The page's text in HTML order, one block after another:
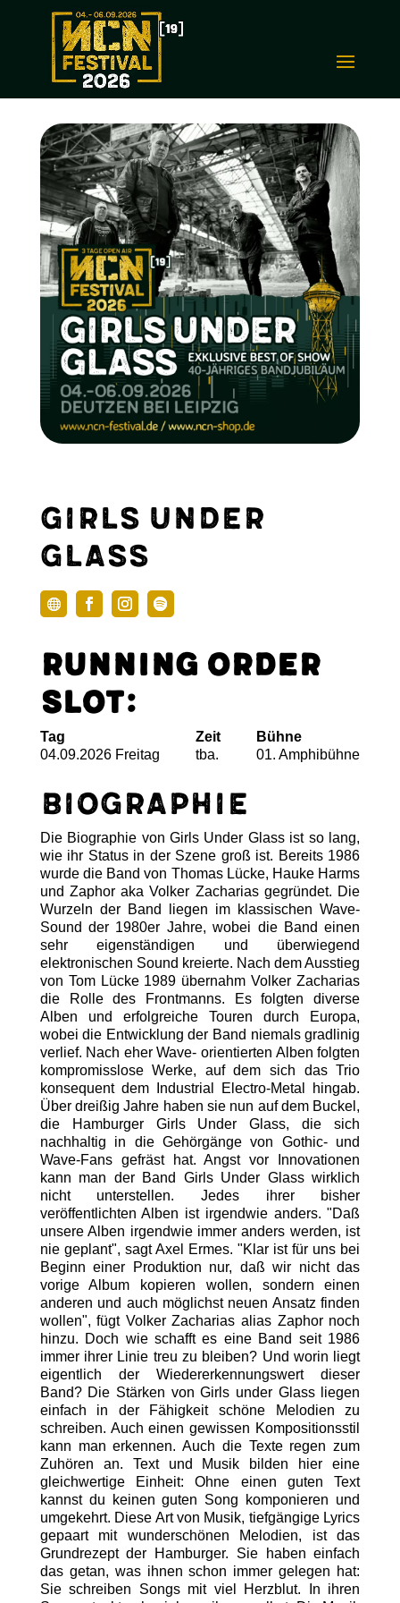
Girls under
Glass
Running Order
Slot:
Tag
04.09.2026 Freitag
Zeit
tba.
Bühne
01. Amphibühne
Biographie
Die Biographie von Girls Under Glass ist so lang,
wie ihr Status in der Szene groß ist. Bereits 1986
wurde die Band von Thomas Lücke, Hauke Harms
und Zaphor aka Volker Zacharias gegründet. Die
Wurzeln der Band liegen im klassischen Wave-
Sound der 1980er Jahre, wobei die Band einen
sehr eigenständigen und überwiegend
elektronischen Sound kreierte. Nach dem Ausstieg
von Tom Lücke 1989 übernahm Volker Zacharias
die Rolle des Frontmanns. Es folgten diverse
Alben und erfolgreiche Touren durch Europa,
wobei die Entwicklung der Band niemals gradlinig
verlief. Nach eher Wave- orientierten Alben folgten
kompromisslose Werke, auf dem sich das Trio
konsequent dem Industrial Electro-Metal hingab.
Über dreißig Jahre haben sie nun auf dem Buckel,
die Hamburger Girls Under Glass, die sich
nachhaltig in die Gehörgänge von Gothic- und
Wave-Fans gefräst hat. Angst vor Innovationen
kann man der Band Girls Under Glass wirklich
nicht unterstellen. Jedes ihrer bisher
veröffentlichten Alben ist irgendwie anders. "Daß
unsere Alben irgendwie immer anders werden, ist
nie geplant", sagt Axel Ermes. "Klar ist für uns bei
Beginn einer Produktion nur, daß wir nicht das
vorige Album kopieren wollen, sondern einen
anderen und auch möglichst neuen Ansatz finden
wollen", fügt Volker Zacharias alias Zaphor noch
hinzu. Doch wie schafft es eine Band seit 1986
immer ihrer Linie treu zu bleiben? Und worin liegt
eigentlich der Wiedererkennungswert dieser
Band? Die Stärken von Girls under Glass liegen
einfach in der Fähigkeit schöne Melodien zu
schreiben. Auch einen gewissen Kompositionsstil
kann man erkennen. Auch die Texte regen zum
Zuhören an. Text und Musik bilden hier eine
gleichwertige Einheit: Ohne einen guten Text
kannst du keinen guten Song komponieren und
umgekehrt. Diese Art von Musik, tiefgängige Lyrics
gepaart mit wunderschönen Melodien, ist das
Grundrezept der Hamburger. Sie haben einfach
das getan, was ihnen schon immer gelegen hat:
Sie schreiben Songs mit viel Herzblut. In ihren